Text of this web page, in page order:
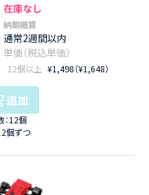
在庫なし
納期概算
通常2週間以内
12個以上 ¥1,498（¥1,648）
追加
：12個
個ずつ